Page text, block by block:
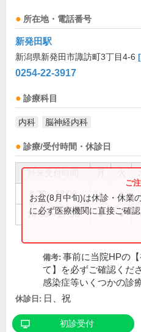
所在地・電話番号
新発田駅
新潟県新発田市諏訪町3丁目4-6
0254-22-3917
診療科目
内科 脳神経内科
診療/受付時間・休診日
8:30～12:00 ● ●
14:00～17:30 ● ●
お盆(8月中旬)は休診・休業
に必ず医療機関に直接ご確認
備考: 事前に当院HPの
て】を必ずご確認くだ
感染症等いくつかの診
休診日: 日、祝
初診受付